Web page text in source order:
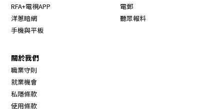
RFA+電視APP
洋蔥暗網
手機與平板
電郵
聽眾報料
關於我們
職業守則
就業機會
私隱條款
使用條款